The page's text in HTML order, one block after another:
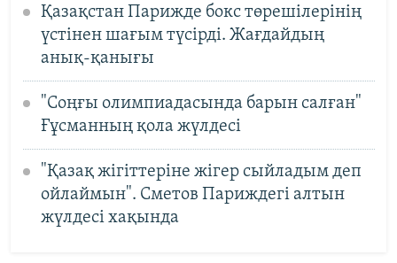
Қазақстан Парижде бокс төрешілерінің
үстінен шағым түсірді. Жағдайдың
анық-қанығы
"Соңғы олимпиадасында барын салған"
Ғұсманның қола жүлдесі
"Қазақ жігіттеріне жігер сыйладым деп
ойлаймын". Сметов Париждегі алтын
жүлдесі хақында